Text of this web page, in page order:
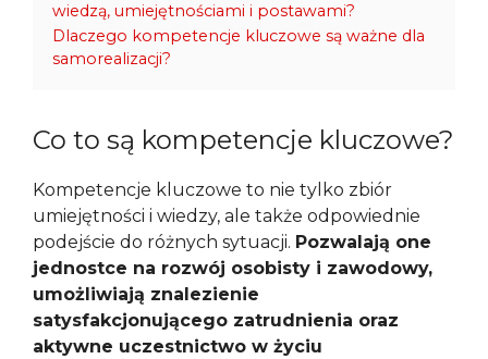
wiedzą, umiejętnościami i postawami?
Dlaczego kompetencje kluczowe są ważne dla
samorealizacji?
Co to są kompetencje kluczowe?
Kompetencje kluczowe to nie tylko zbiór
umiejętności i wiedzy, ale także odpowiednie
podejście do różnych sytuacji. Pozwalają one
jednostce na rozwój osobisty i zawodowy,
umożliwiają znalezienie
satysfakcjonującego zatrudnienia oraz
aktywne uczestnictwo w życiu